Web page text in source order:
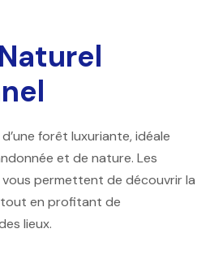
forêt luxuriante, idéale
et de nature. Les
permettent de découvrir la
en profitant de
lieux.